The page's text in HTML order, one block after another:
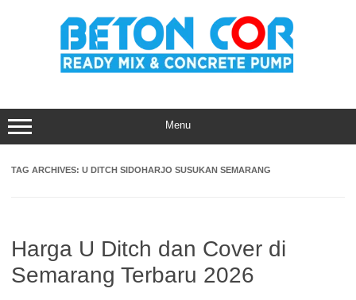
Menu
TAG ARCHIVES: U DITCH SIDOHARJO SUSUKAN SEMARANG
Harga U Ditch dan Cover di
Semarang Terbaru 2026